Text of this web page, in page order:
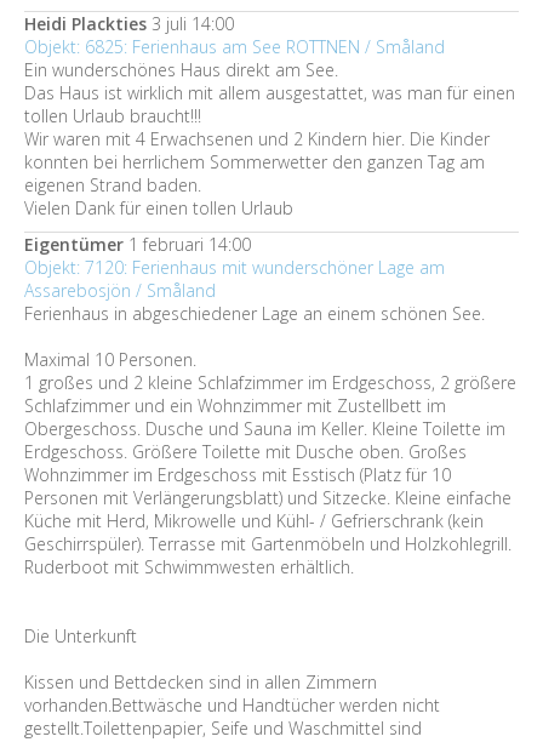
Heidi Plackties 3 juli 14:00
Objekt: 6825: Ferienhaus am See ROTTNEN / Småland
Ein wunderschönes Haus direkt am See.
Das Haus ist wirklich mit allem ausgestattet, was man für einen
tollen Urlaub braucht!!!
Wir waren mit 4 Erwachsenen und 2 Kindern hier. Die Kinder
konnten bei herrlichem Sommerwetter den ganzen Tag am
eigenen Strand baden.
Vielen Dank für einen tollen Urlaub
Eigentümer 1 februari 14:00
Objekt: 7120: Ferienhaus mit wunderschöner Lage am
Assarebosjön / Småland
Ferienhaus in abgeschiedener Lage an einem schönen See.
Maximal 10 Personen.
1 großes und 2 kleine Schlafzimmer im Erdgeschoss, 2 größere
Schlafzimmer und ein Wohnzimmer mit Zustellbett im
Obergeschoss. Dusche und Sauna im Keller. Kleine Toilette im
Erdgeschoss. Größere Toilette mit Dusche oben. Großes
Wohnzimmer im Erdgeschoss mit Esstisch (Platz für 10
Personen mit Verlängerungsblatt) und Sitzecke. Kleine einfache
Küche mit Herd, Mikrowelle und Kühl- / Gefrierschrank (kein
Geschirrspüler). Terrasse mit Gartenmöbeln und Holzkohlegrill.
Ruderboot mit Schwimmwesten erhältlich.
Die Unterkunft
Kissen und Bettdecken sind in allen Zimmern
vorhanden.Bettwäsche und Handtücher werden nicht
gestellt.Toilettenpapier, Seife und Waschmittel sind